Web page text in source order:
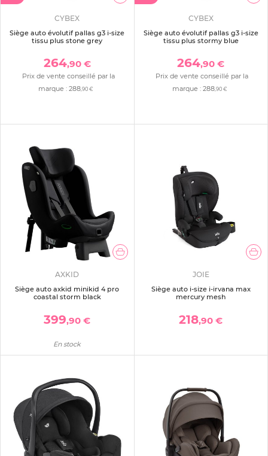
CYBEX
Siège auto évolutif pallas g3 i-size
tissu plus stone grey
264,90 €
Prix de vente conseillé par la
marque :288,90 €
CYBEX
Siège auto évolutif pallas g3 i-size
tissu plus stormy blue
264,90 €
Prix de vente conseillé par la
marque : 288,90 €
AXKID
Siège auto axkid minikid 4 pro
coastal storm black
399,90 €
En stock
JOIE
Siège auto i-size i-irvana max
mercury mesh
218,90 €